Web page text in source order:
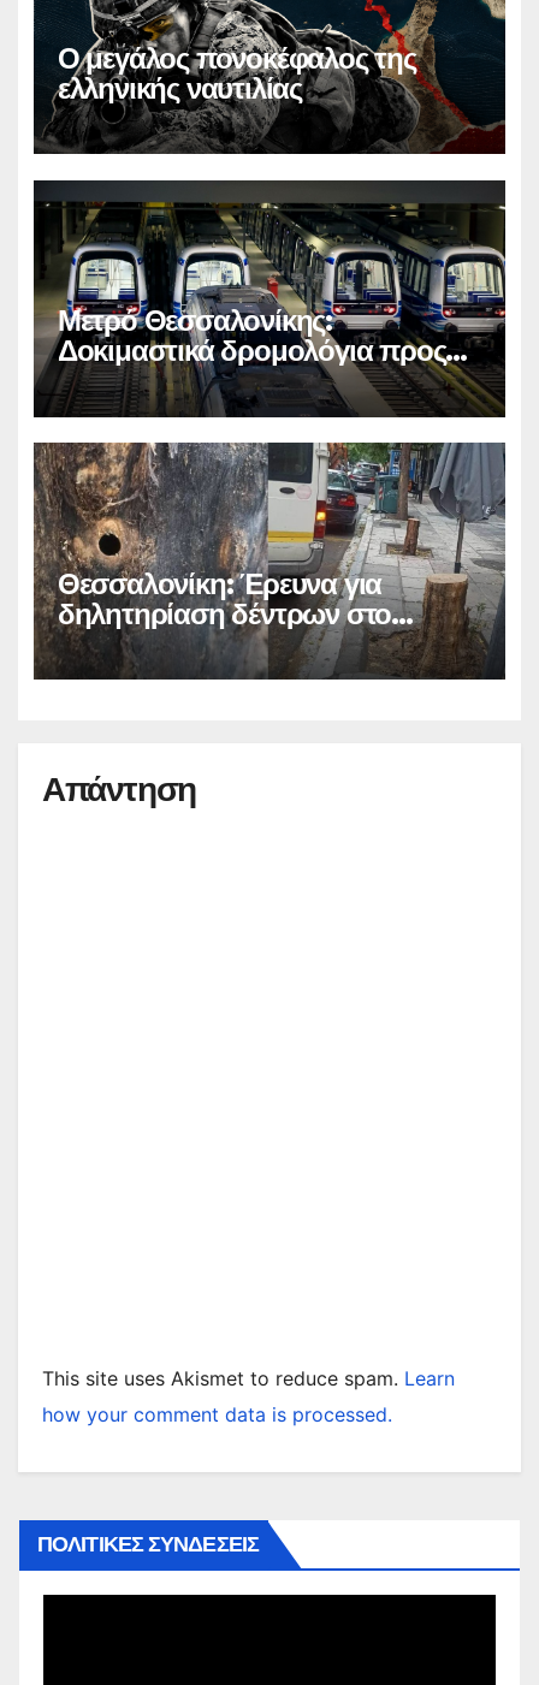
Ο μεγάλος πονοκέφαλος της
ελληνικής ναυτιλίας
Μετρό Θεσσαλονίκης:
Δοκιμαστικά δρομολόγια προς
Καλαμαριά
Θεσσαλονίκη: Έρευνα για
δηλητηρίαση δέντρων στο
κέντρο
Απάντηση
This site uses Akismet to reduce spam. Learn
how your comment data is processed.
ΠΟΛΙΤΙΚΕΣ ΣΥΝΔΕΣΕΙΣ